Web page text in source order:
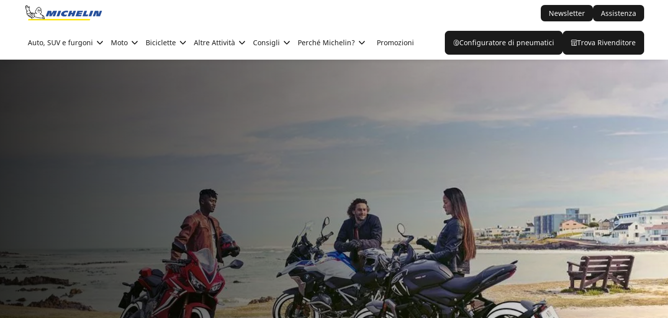
Go to page content
Newsletter Assistenza
Auto, SUV e furgoni Moto Biciclette Altre Attività Consigli Perché Michelin? Promozioni Configuratore di pneumatici Trova Rivenditore